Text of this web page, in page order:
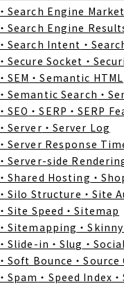
・Search Engine
・Search Engine
・Search Intent ・
・Secure Socket ・
・SEM ・Semantic HTML
・Semantic Search ・
・SEO ・SERP ・SERP
・Server ・Server Log
・Server Response
・Server-side
・Shared Hosting ・
・Silo Structure ・Site
・Site Speed ・Sitemap
・Sitemapping ・
・Slide-in ・Slug ・
・Soft Bounce ・Source
・Spam ・Speed Index